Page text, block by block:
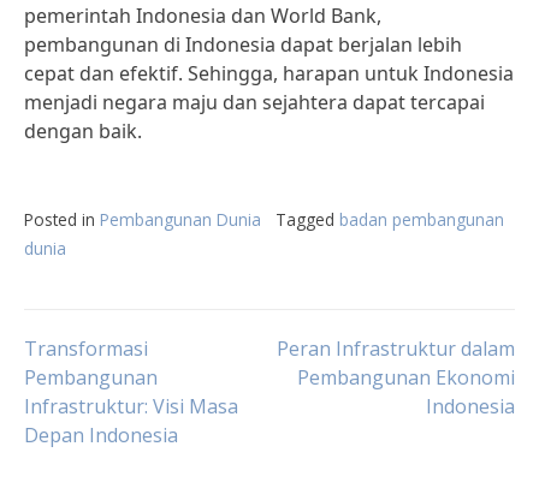
pemerintah Indonesia dan World Bank,
pembangunan di Indonesia dapat berjalan lebih
cepat dan efektif. Sehingga, harapan untuk Indonesia
menjadi negara maju dan sejahtera dapat tercapai
dengan baik.
Posted in Pembangunan Dunia Tagged badan pembangunan
dunia
Post
navigation
Transformasi
Pembangunan
Infrastruktur: Visi Masa
Depan Indonesia
Peran Infrastruktur dalam
Pembangunan Ekonomi
Indonesia